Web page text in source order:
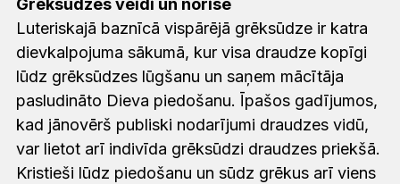
Grēksūdzes veidi un norise
Luteriskajā baznīcā vispārējā grēksūdze ir katra
dievkalpojuma sākumā, kur visa draudze kopīgi
lūdz grēksūdzes lūgšanu un saņem mācītāja
pasludināto Dieva piedošanu. Īpašos gadījumos,
kad jānovērš publiski nodarījumi draudzes vidū,
var lietot arī indivīda grēksūdzi draudzes priekšā.
Kristieši lūdz piedošanu un sūdz grēkus arī viens